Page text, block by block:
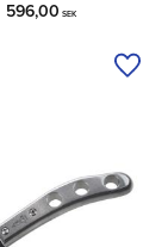
596,00 SEK